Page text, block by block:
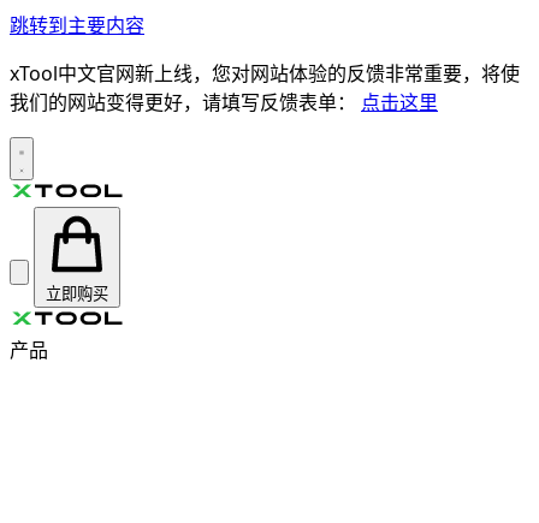
跳转到主要内容
xTool中文官网新上线，您对网站体验的反馈非常重要，将使
我们的网站变得更好，请填写反馈表单： 点击这里
立即购买
产品